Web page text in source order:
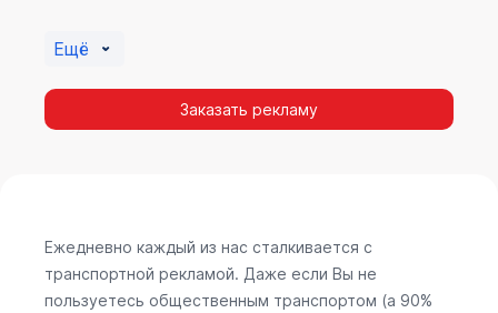
Ещё
Заказать рекламу
Ежедневно каждый из нас сталкивается с
транспортной рекламой. Даже если Вы не
пользуетесь общественным транспортом (а 90%